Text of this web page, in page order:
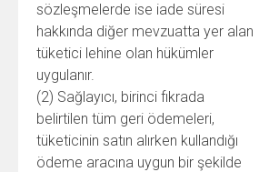
sözleşmelerde ise iade süresi
hakkında diğer mevzuatta yer alan
tüketici lehine olan hükümler
uygulanır.
(2) Sağlayıcı, birinci fıkrada
belirtilen tüm geri ödemeleri,
tüketicinin satın alırken kullandığı
ödeme aracına uygun bir şekilde